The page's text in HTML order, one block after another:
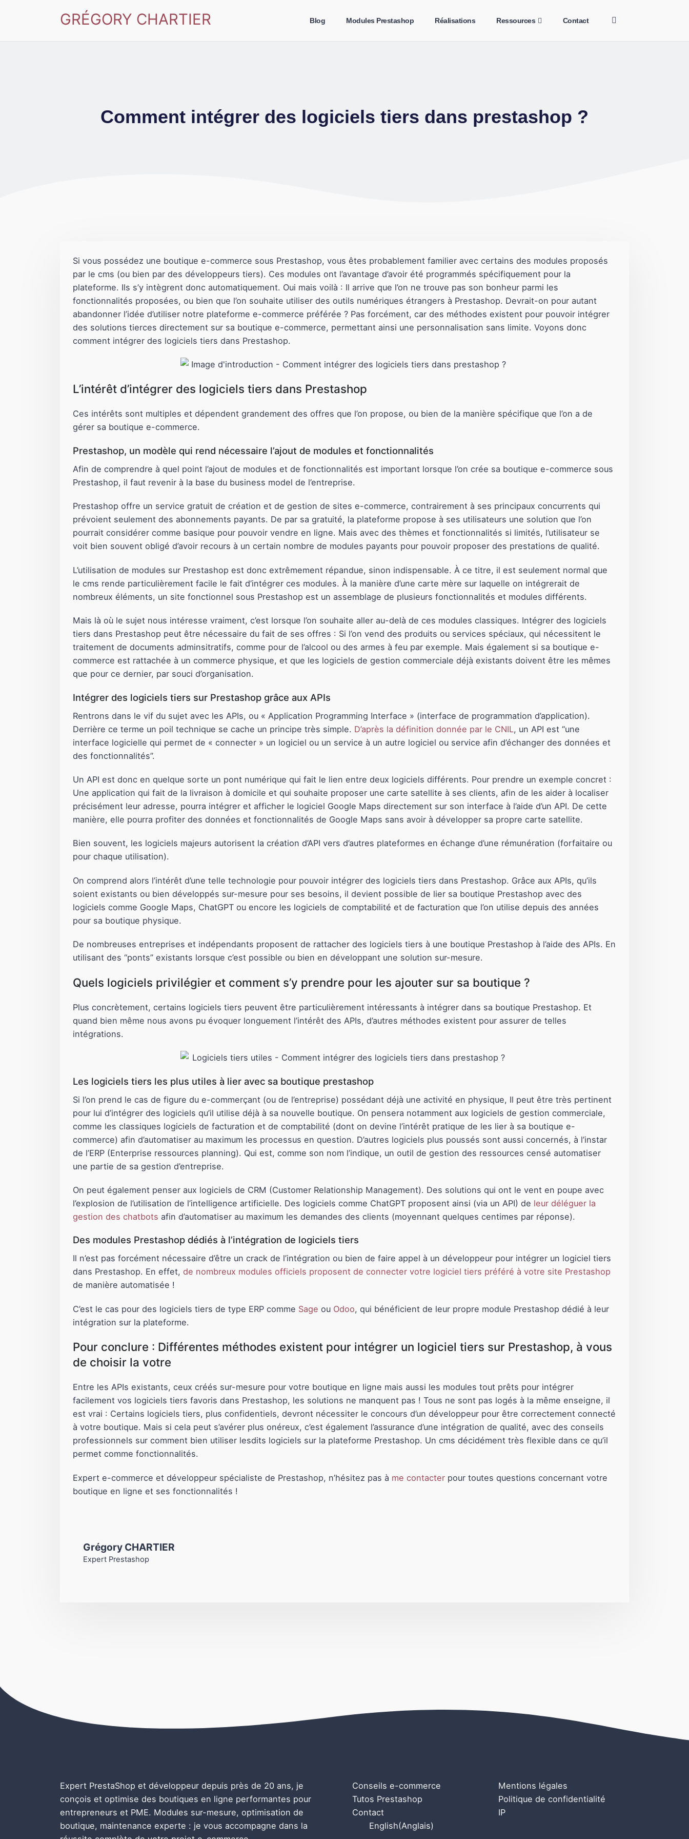
GRÉGORY CHARTIER Blog Modules Prestashop Réalisations Ressources Contact
Comment intégrer des logiciels tiers dans prestashop ?
Si vous possédez une boutique e-commerce sous Prestashop, vous êtes probablement familier avec certains des modules proposés
par le cms (ou bien par des développeurs tiers). Ces modules ont l’avantage d’avoir été programmés spécifiquement pour la
plateforme. Ils s’y intègrent donc automatiquement. Oui mais voilà : Il arrive que l’on ne trouve pas son bonheur parmi les
fonctionnalités proposées, ou bien que l’on souhaite utiliser des outils numériques étrangers à Prestashop. Devrait-on pour autant
abandonner l’idée d’utiliser notre plateforme e-commerce préférée ? Pas forcément, car des méthodes existent pour pouvoir intégrer
des solutions tierces directement sur sa boutique e-commerce, permettant ainsi une personnalisation sans limite. Voyons donc
comment intégrer des logiciels tiers dans Prestashop.
L’intérêt d’intégrer des logiciels tiers dans Prestashop
Ces intérêts sont multiples et dépendent grandement des offres que l’on propose, ou bien de la manière spécifique que l’on a de
gérer sa boutique e-commerce.
Prestashop, un modèle qui rend nécessaire l’ajout de modules et fonctionnalités
Afin de comprendre à quel point l’ajout de modules et de fonctionnalités est important lorsque l’on crée sa boutique e-commerce sous
Prestashop, il faut revenir à la base du business model de l’entreprise.
Prestashop offre un service gratuit de création et de gestion de sites e-commerce, contrairement à ses principaux concurrents qui
prévoient seulement des abonnements payants. De par sa gratuité, la plateforme propose à ses utilisateurs une solution que l’on
pourrait considérer comme basique pour pouvoir vendre en ligne. Mais avec des thèmes et fonctionnalités si limités, l’utilisateur se
voit bien souvent obligé d’avoir recours à un certain nombre de modules payants pour pouvoir proposer des prestations de qualité.
L’utilisation de modules sur Prestashop est donc extrêmement répandue, sinon indispensable. À ce titre, il est seulement normal que
le cms rende particulièrement facile le fait d’intégrer ces modules. À la manière d’une carte mère sur laquelle on intégrerait de
nombreux éléments, un site fonctionnel sous Prestashop est un assemblage de plusieurs fonctionnalités et modules différents.
Mais là où le sujet nous intéresse vraiment, c’est lorsque l’on souhaite aller au-delà de ces modules classiques. Intégrer des logiciels
tiers dans Prestashop peut être nécessaire du fait de ses offres : Si l’on vend des produits ou services spéciaux, qui nécessitent le
traitement de documents adminsitratifs, comme pour de l’alcool ou des armes à feu par exemple. Mais également si sa boutique e-
commerce est rattachée à un commerce physique, et que les logiciels de gestion commerciale déjà existants doivent être les mêmes
que pour ce dernier, par souci d’organisation.
Intégrer des logiciels tiers sur Prestashop grâce aux APIs
Rentrons dans le vif du sujet avec les APIs, ou « Application Programming Interface » (interface de programmation d’application).
Derrière ce terme un poil technique se cache un principe très simple. D’après la définition donnée par le CNIL, un API est “une
interface logicielle qui permet de « connecter » un logiciel ou un service à un autre logiciel ou service afin d’échanger des données et
des fonctionnalités”.
Un API est donc en quelque sorte un pont numérique qui fait le lien entre deux logiciels différents. Pour prendre un exemple concret :
Une application qui fait de la livraison à domicile et qui souhaite proposer une carte satellite à ses clients, afin de les aider à localiser
précisément leur adresse, pourra intégrer et afficher le logiciel Google Maps directement sur son interface à l’aide d’un API. De cette
manière, elle pourra profiter des données et fonctionnalités de Google Maps sans avoir à développer sa propre carte satellite.
Bien souvent, les logiciels majeurs autorisent la création d’API vers d’autres plateformes en échange d’une rémunération (forfaitaire ou
pour chaque utilisation).
On comprend alors l’intérêt d’une telle technologie pour pouvoir intégrer des logiciels tiers dans Prestashop. Grâce aux APIs, qu’ils
soient existants ou bien développés sur-mesure pour ses besoins, il devient possible de lier sa boutique Prestashop avec des
logiciels comme Google Maps, ChatGPT ou encore les logiciels de comptabilité et de facturation que l’on utilise depuis des années
pour sa boutique physique.
De nombreuses entreprises et indépendants proposent de rattacher des logiciels tiers à une boutique Prestashop à l’aide des APIs. En
utilisant des “ponts” existants lorsque c’est possible ou bien en développant une solution sur-mesure.
Quels logiciels privilégier et comment s’y prendre pour les ajouter sur sa boutique ?
Plus concrètement, certains logiciels tiers peuvent être particulièrement intéressants à intégrer dans sa boutique Prestashop. Et
quand bien même nous avons pu évoquer longuement l’intérêt des APIs, d’autres méthodes existent pour assurer de telles
intégrations.
Les logiciels tiers les plus utiles à lier avec sa boutique prestashop
Si l’on prend le cas de figure du e-commerçant (ou de l’entreprise) possédant déjà une activité en physique, Il peut être très pertinent
pour lui d’intégrer des logiciels qu’il utilise déjà à sa nouvelle boutique. On pensera notamment aux logiciels de gestion commerciale,
comme les classiques logiciels de facturation et de comptabilité (dont on devine l’intérêt pratique de les lier à sa boutique e-
commerce) afin d’automatiser au maximum les processus en question. D’autres logiciels plus poussés sont aussi concernés, à l’instar
de l’ERP (Enterprise ressources planning). Qui est, comme son nom l’indique, un outil de gestion des ressources censé automatiser
une partie de sa gestion d’entreprise.
On peut également penser aux logiciels de CRM (Customer Relationship Management). Des solutions qui ont le vent en poupe avec
l’explosion de l’utilisation de l’intelligence artificielle. Des logiciels comme ChatGPT proposent ainsi (via un API) de leur déléguer la
gestion des chatbots afin d’automatiser au maximum les demandes des clients (moyennant quelques centimes par réponse).
Des modules Prestashop dédiés à l’intégration de logiciels tiers
Il n’est pas forcément nécessaire d’être un crack de l’intégration ou bien de faire appel à un développeur pour intégrer un logiciel tiers
dans Prestashop. En effet, de nombreux modules officiels proposent de connecter votre logiciel tiers préféré à votre site Prestashop
de manière automatisée !
C’est le cas pour des logiciels tiers de type ERP comme Sage ou Odoo, qui bénéficient de leur propre module Prestashop dédié à leur
intégration sur la plateforme.
Pour conclure : Différentes méthodes existent pour intégrer un logiciel tiers sur Prestashop, à vous
de choisir la votre
Entre les APIs existants, ceux créés sur-mesure pour votre boutique en ligne mais aussi les modules tout prêts pour intégrer
facilement vos logiciels tiers favoris dans Prestashop, les solutions ne manquent pas ! Tous ne sont pas logés à la même enseigne, il
est vrai : Certains logiciels tiers, plus confidentiels, devront nécessiter le concours d’un développeur pour être correctement connecté
à votre boutique. Mais si cela peut s’avérer plus onéreux, c’est également l’assurance d’une intégration de qualité, avec des conseils
professionnels sur comment bien utiliser lesdits logiciels sur la plateforme Prestashop. Un cms décidément très flexible dans ce qu’il
permet comme fonctionnalités.
Expert e-commerce et développeur spécialiste de Prestashop, n’hésitez pas à me contacterpour toutes questions concernant votre
boutique en ligne et ses fonctionnalités !
Grégory CHARTIER
Expert Prestashop
Expert PrestaShop et développeur depuis près de 20 ans, je
conçois et optimise des boutiques en ligne performantes pour
entrepreneurs et PME. Modules sur-mesure, optimisation de
boutique, maintenance experte : je vous accompagne dans la
Conseils e-commerce
Tutos Prestashop
Contact
English(Anglais)
Mentions légales
Politique de confidentialité
IP